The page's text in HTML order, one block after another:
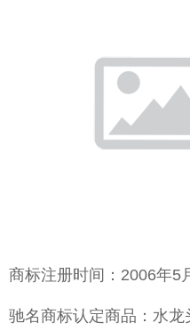
商标注册时间：2006年5
驰名商标认定商品：水